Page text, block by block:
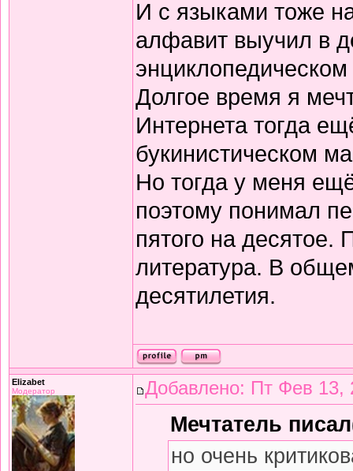
И с языками тоже
алфавит выучил в
Долгое время я
Интернета тогда
букинистическом
Но тогда у меня
поэтому понимал
пятого на десятое.
литература. В
десятилетия.
Elizabet
Модератор Добавлено: Пт Фев 13,
Мечтатель
но очень